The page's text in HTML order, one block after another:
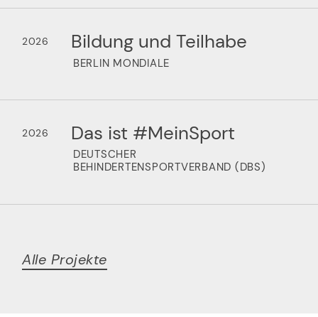
2026 Bildung und Teilhabe
BERLIN MONDIALE
2026 Das ist #MeinSport
DEUTSCHER
BEHINDERTENSPORTVERBAND (DBS)
Alle Projekte